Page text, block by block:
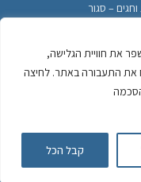
את חוויית הגלישה,
את התעבורה באתר. לחיצה
קבל הכל
– סגור